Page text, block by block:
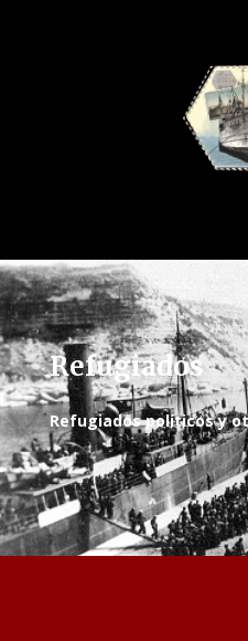
Refugiados
Refugiados políticos y